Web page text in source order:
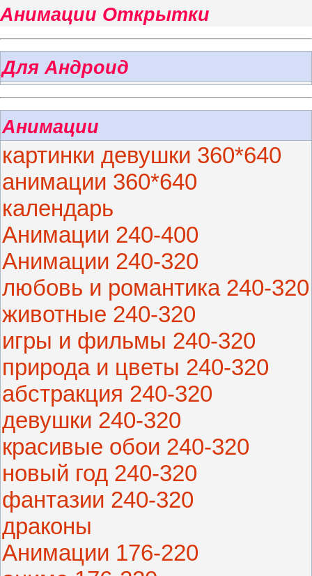
Анимации Открытки
Для Андроид
Анимации
картинки девушки 360*640
анимации 360*640
календарь
Анимации 240-400
Анимации 240-320
любовь и романтика 240-320
животные 240-320
игры и фильмы 240-320
природа и цветы 240-320
абстракция 240-320
девушки 240-320
красивые обои 240-320
новый год 240-320
фантазии 240-320
драконы
Анимации 176-220